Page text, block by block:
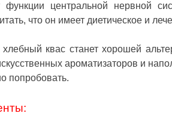
функции центральной нервной
что он имеет диетическое и
квас станет хорошей
ароматизаторов и
попробовать.